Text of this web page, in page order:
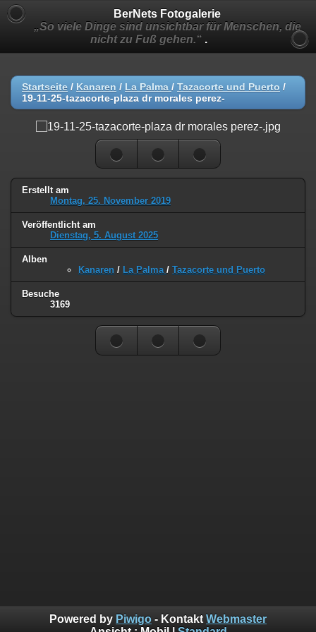
BerNets Fotogalerie
„So viele Dinge sind unsichtbar für Menschen, die
nicht zu Fuß gehen.“ .
Startseite / Kanaren / La Palma / Tazacorte und Puerto /
19-11-25-tazacorte-plaza dr morales perez-
Erstellt am
Montag, 25. November 2019
Veröffentlicht am
Dienstag, 5. August 2025
Alben
Kanaren / La Palma / Tazacorte und Puerto
Besuche
3169
Powered by Piwigo - Kontakt Webmaster